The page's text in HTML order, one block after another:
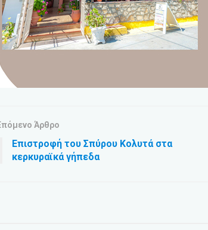
Άρθρο
Επιστροφή του Σπύρου Κολυτά στα
κερκυραϊκά γήπεδα